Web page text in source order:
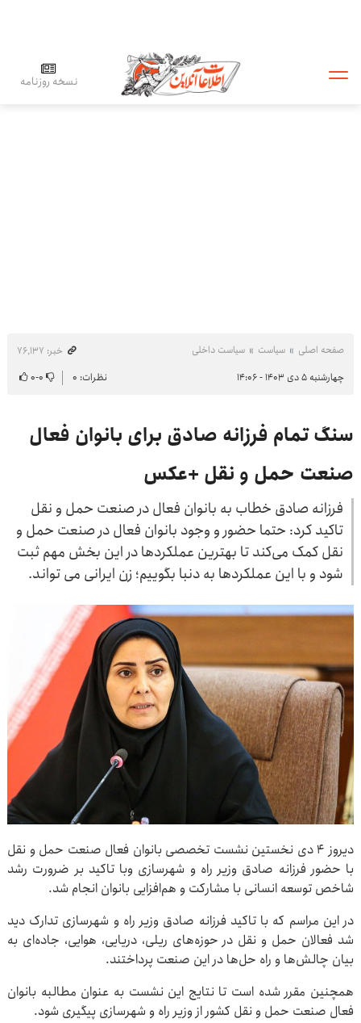
نسخه روزنامه
صفحه اصلی سیاست سیاست داخلی
خبر: ۷۶٬۱۳۷
چهارشنبه ۵ دی ۱۴۰۳ - ۱۴:۰۶
نظرات: ۰ ۰-۰
سنگ تمام فرزانه صادق برای بانوان فعال
صنعت حمل و نقل +عکس
فرزانه صادق خطاب به بانوان فعال در صنعت حمل و نقل
تاکید کرد: حتما حضور و وجود بانوان فعال در صنعت حمل و
نقل کمک می‌کند تا بهترین عملکردها در این بخش مهم ثبت
شود و با این عملکردها به دنبا بگوییم؛ زن ایرانی می تواند.
دیروز ۴ دی نخستین نشست تخصصی بانوان فعال صنعت حمل و نقل
با حضور فرزانه صادق وزیر راه و شهرسازی وبا تاکید بر ضرورت رشد
شاخص توسعه انسانی با مشارکت و هم‌افزایی بانوان انجام شد.
در این مراسم که با تاکید فرزانه صادق وزیر راه و شهرسازی تدارک دید
شد فعالان حمل و نقل در حوزه‌های ریلی، دریایی، هوایی، جاده‌ای به
بیان چالش‌ها و راه حل‌ها در این صنعت پرداختند.
همچنین مقرر شده است تا نتایج این نشست به عنوان مطالبه بانوان
فعال صنعت حمل و نقل کشور از وزیر راه و شهرسازی پیگیری شود.